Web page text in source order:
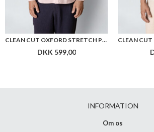
CLEAN CUT OXFORD STRETCH PLAIN L/S
DKK 599,00
INFORMATION
Om os